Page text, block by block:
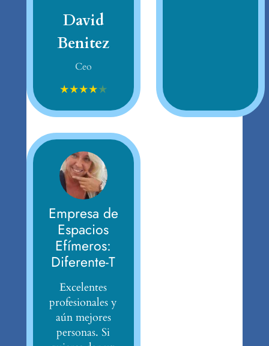
David
Benitez
Ceo
★★★★★
Empresa de
Espacios
Efímeros:
Diferente-T
Excelentes
profesionales y
aún mejores
personas. Si